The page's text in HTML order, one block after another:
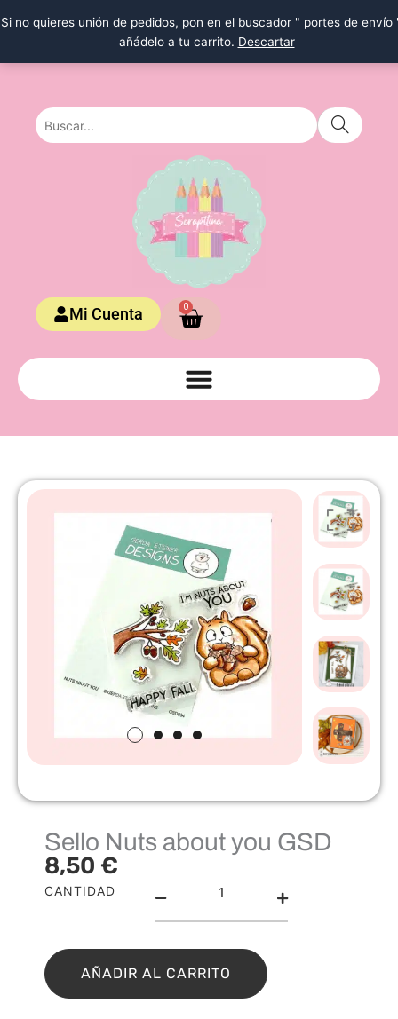
Si no quieres unión de pedidos, pon en el buscador " portes de envío
añádelo a tu carrito. Descartar
al
Mi Cuenta 0
Carrito
Sello Nuts about you GSD
8,50 €
CANTIDAD
Sello
about
cantidad
AÑADIR AL CARRITO